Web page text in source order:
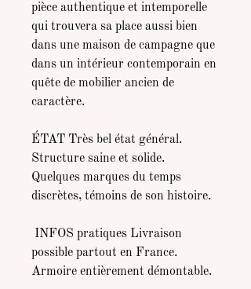
pièce authentique et intemporelle
qui trouvera sa place aussi bien
dans une maison de campagne que
dans un intérieur contemporain en
quête de mobilier ancien de
caractère.
ÉTAT Très bel état général.
Structure saine et solide.
Quelques marques du temps
discrètes, témoins de son histoire.
INFOS pratiques Livraison
possible partout en France.
Armoire entièrement démontable.